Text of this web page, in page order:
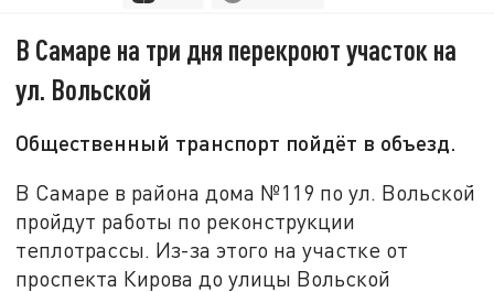
В Самаре на три дня перекроют участок на
ул. Вольской
Общественный транспорт пойдёт в объезд.
В Самаре в района дома №119 по ул. Вольской
пройдут работы по реконструкции
теплотрассы. Из-за этого на участке от
проспекта Кирова до улицы Вольской